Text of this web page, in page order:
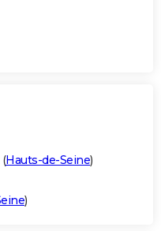
(Hauts-de-Seine)
)